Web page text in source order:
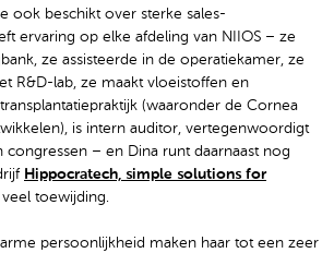
ook beschikt over sterke sales-
ervaring op elke afdeling van NIIOS – ze
ze assisteerde in de operatiekamer, ze
R&D-lab, ze maakt vloeistoffen en
(waaronder de Cornea
is intern auditor, vertegenwoordigt
congressen – en Dina runt daarnaast nog
Hippocratech, simple solutions for
toewijding.
persoonlijkheid maken haar tot een zeer